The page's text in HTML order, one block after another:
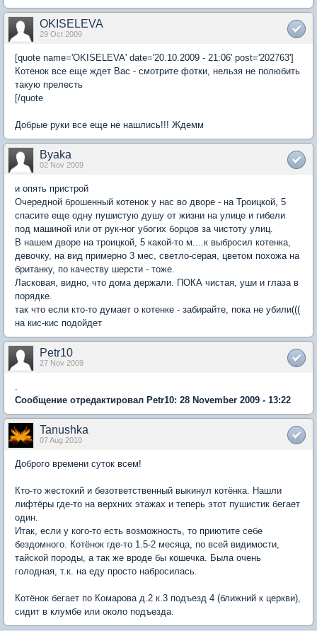
OKISELEVA
29 Oct 2009
[quote name='OKISELEVA' date='20.10.2009 - 21:06' post='202763']
Котенок все еще ждет Вас - смотрите фотки, нельзя не полюбить
такую прелесть
[/quote
Добрые руки все еще не нашлись!!! Ждемм
Byaka
02 Nov 2009
и опять пристрой
Очередной брошенный котенок у нас во дворе - на Троицкой, 5
спасите еще одну пушистую душу от жизни на улице и гибели
под машиной или от рук-ног убогих борцов за чистоту улиц.
В нашем дворе на троицкой, 5 какой-то м....к выбросил котенка,
девочку, на вид примерно 3 мес, светло-серая, цветом похожа на
британку, по качеству шерсти - тоже.
Ласковая, видно, что дома держали. ПОКА чистая, уши и глаза в
порядке.
так что если кто-то думает о котенке - забирайте, пока не убили(((
на кис-кис подойдет
Petr10
27 Nov 2009
Сообщение отредактировал Petr10: 28 November 2009 - 13:22
Tanushka
07 Aug 2010
Доброго времени суток всем!
Кто-то жестокий и безответственный выкинул котёнка. Нашли
лифтёры где-то на верхних этажах и теперь этот пушистик бегает
один.
Итак, если у кого-то есть возможность, то приютите себе
бездомного. Котёнок где-то 1.5-2 месяца, по всей видимости,
тайской породы, а так же вроде бы кошечка. Была очень
голодная, т.к. на еду просто набросилась.
Котёнок бегает по Комарова д.2 к.3 подъезд 4 (ближний к церкви),
сидит в клумбе или около подъезда.